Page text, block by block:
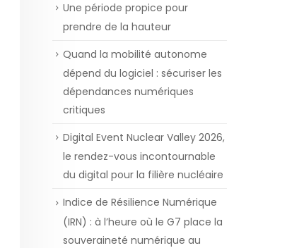
Une période propice pour
prendre de la hauteur
Quand la mobilité autonome
dépend du logiciel : sécuriser les
dépendances numériques
critiques
Digital Event Nuclear Valley 2026,
le rendez-vous incontournable
du digital pour la filière nucléaire
Indice de Résilience Numérique
(IRN) : à l’heure où le G7 place la
souveraineté numérique au